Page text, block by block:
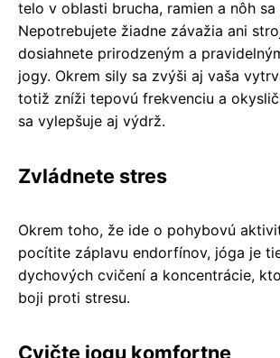
telo v oblasti brucha, ramien a nôh sa
Nepotrebujete žiadne závažia ani
dosiahnete prirodzeným a
jogy. Okrem sily sa zvýši aj vaša
totiž zníži tepovú frekvenciu a
sa vylepšuje aj výdrž.
Zvládnete stres
Okrem toho, že ide o pohybovú
pocítite záplavu endorfínov, jóga je
dychových cvičení a koncentrácie,
boji proti stresu.
Cvičte jogu komfortne